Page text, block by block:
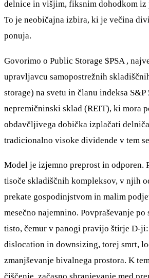
delnice in višjim, fiksnim dohodkom iz
To je neobičajna izbira, ki je večina
ponuja.
Govorimo o Public Storage $PSA ,
upravljavcu samopostrežnih
storage) na svetu in članu indeksa S&P
nepremičninski sklad (REIT), ki mora
obdavčljivega dobička izplačati
tradicionalno visoke dividende v tem
Model je izjemno preprost in odporen.
tisoče skladiščnih kompleksov, v njih
prekate gospodinjstvom in malim
mesečno najemnino. Povpraševanje
tisto, čemur v panogi pravijo štirje D-
dislocation in downsizing, torej smrt,
zmanjševanje bivalnega prostora. K
čiščenje, začasno shranjevanje med